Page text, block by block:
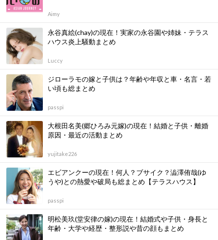
Aimy
永谷真絵(chay)の現在！実家の永谷園や姉妹・テラス
ハウス炎上騒動まとめ
Luccy
ジローラモの嫁と子供は？年齢や年収と車・名言・若
い頃も総まとめ
passpi
大根田名美(郷ひろみ元嫁)の現在！結婚と子供・離婚
原因・最近の活動まとめ
yujitake226
エビアンクーの現在！何人？ブサイク？澁澤侑哉(ゆ
うや)との熱愛や破局も総まとめ【テラスハウス】
passpi
明松美玖(堂安律の嫁)の現在！結婚式や子供・身長と
年齢・大学や経歴・整形説や昔の顔もまとめ